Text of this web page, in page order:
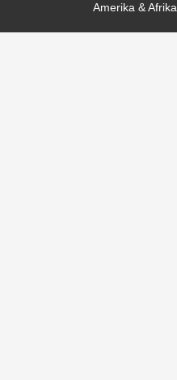
Amerika & Afrika